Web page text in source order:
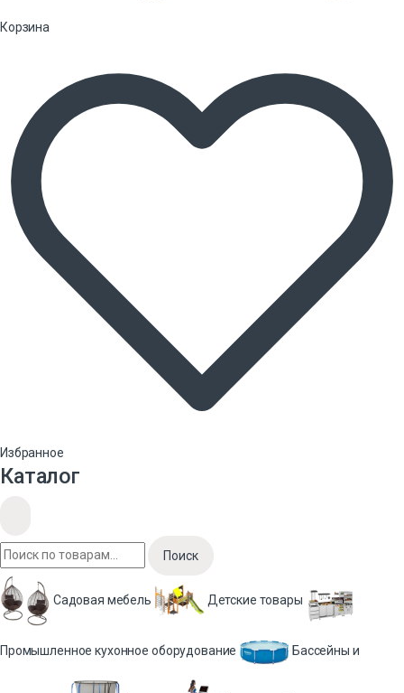
Корзина
Избранное
Каталог
Поиск
Садовая мебель Детские товары
Промышленное кухонное оборудование Бассейны и